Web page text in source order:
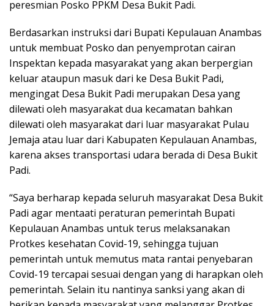
peresmian Posko PPKM Desa Bukit Padi.
Berdasarkan instruksi dari Bupati Kepulauan Anambas
untuk membuat Posko dan penyemprotan cairan
Inspektan kepada masyarakat yang akan berpergian
keluar ataupun masuk dari ke Desa Bukit Padi,
mengingat Desa Bukit Padi merupakan Desa yang
dilewati oleh masyarakat dua kecamatan bahkan
dilewati oleh masyarakat dari luar masyarakat Pulau
Jemaja atau luar dari Kabupaten Kepulauan Anambas,
karena akses transportasi udara berada di Desa Bukit
Padi.
“Saya berharap kepada seluruh masyarakat Desa Bukit
Padi agar mentaati peraturan pemerintah Bupati
Kepulauan Anambas untuk terus melaksanakan
Protkes kesehatan Covid-19, sehingga tujuan
pemerintah untuk memutus mata rantai penyebaran
Covid-19 tercapai sesuai dengan yang di harapkan oleh
pemerintah. Selain itu nantinya sanksi yang akan di